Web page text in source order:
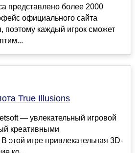
представлено более 2000
официального сайта
поэтому каждый игрок сможет
True Illusions
— увлекательный игровой
креативными
этой игре привлекательная 3D-